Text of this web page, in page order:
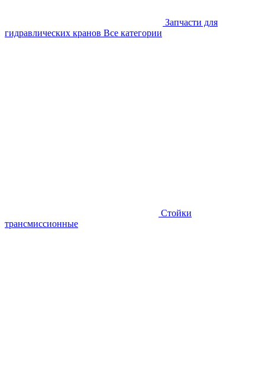
Запчасти для
гидравлических кранов Все категории
Стойки
трансмиссионные